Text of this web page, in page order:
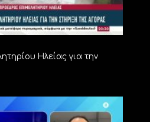
Ηλείας για την